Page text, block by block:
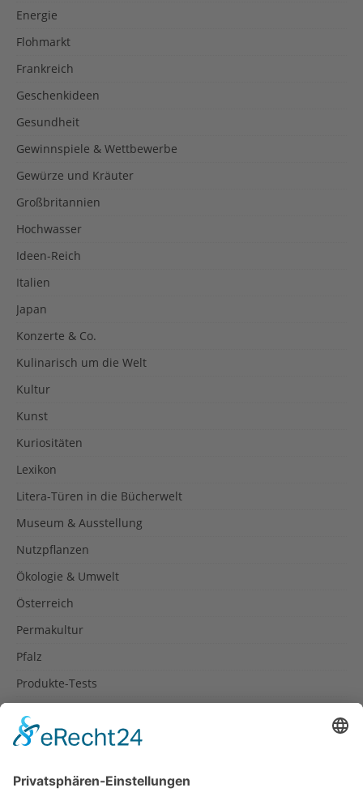
Energie
Flohmarkt
Frankreich
Geschenkideen
Gesundheit
Gewinnspiele & Wettbewerbe
Gewürze und Kräuter
Großbritannien
Hochwasser
Ideen-Reich
Italien
Japan
Konzerte & Co.
Kulinarisch um die Welt
Kultur
Kunst
Kuriositäten
Lexikon
Litera-Türen in die Bücherwelt
Museum & Ausstellung
Nutzpflanzen
Ökologie & Umwelt
Österreich
Permakultur
Pfalz
Produkte-Tests
Rezepte